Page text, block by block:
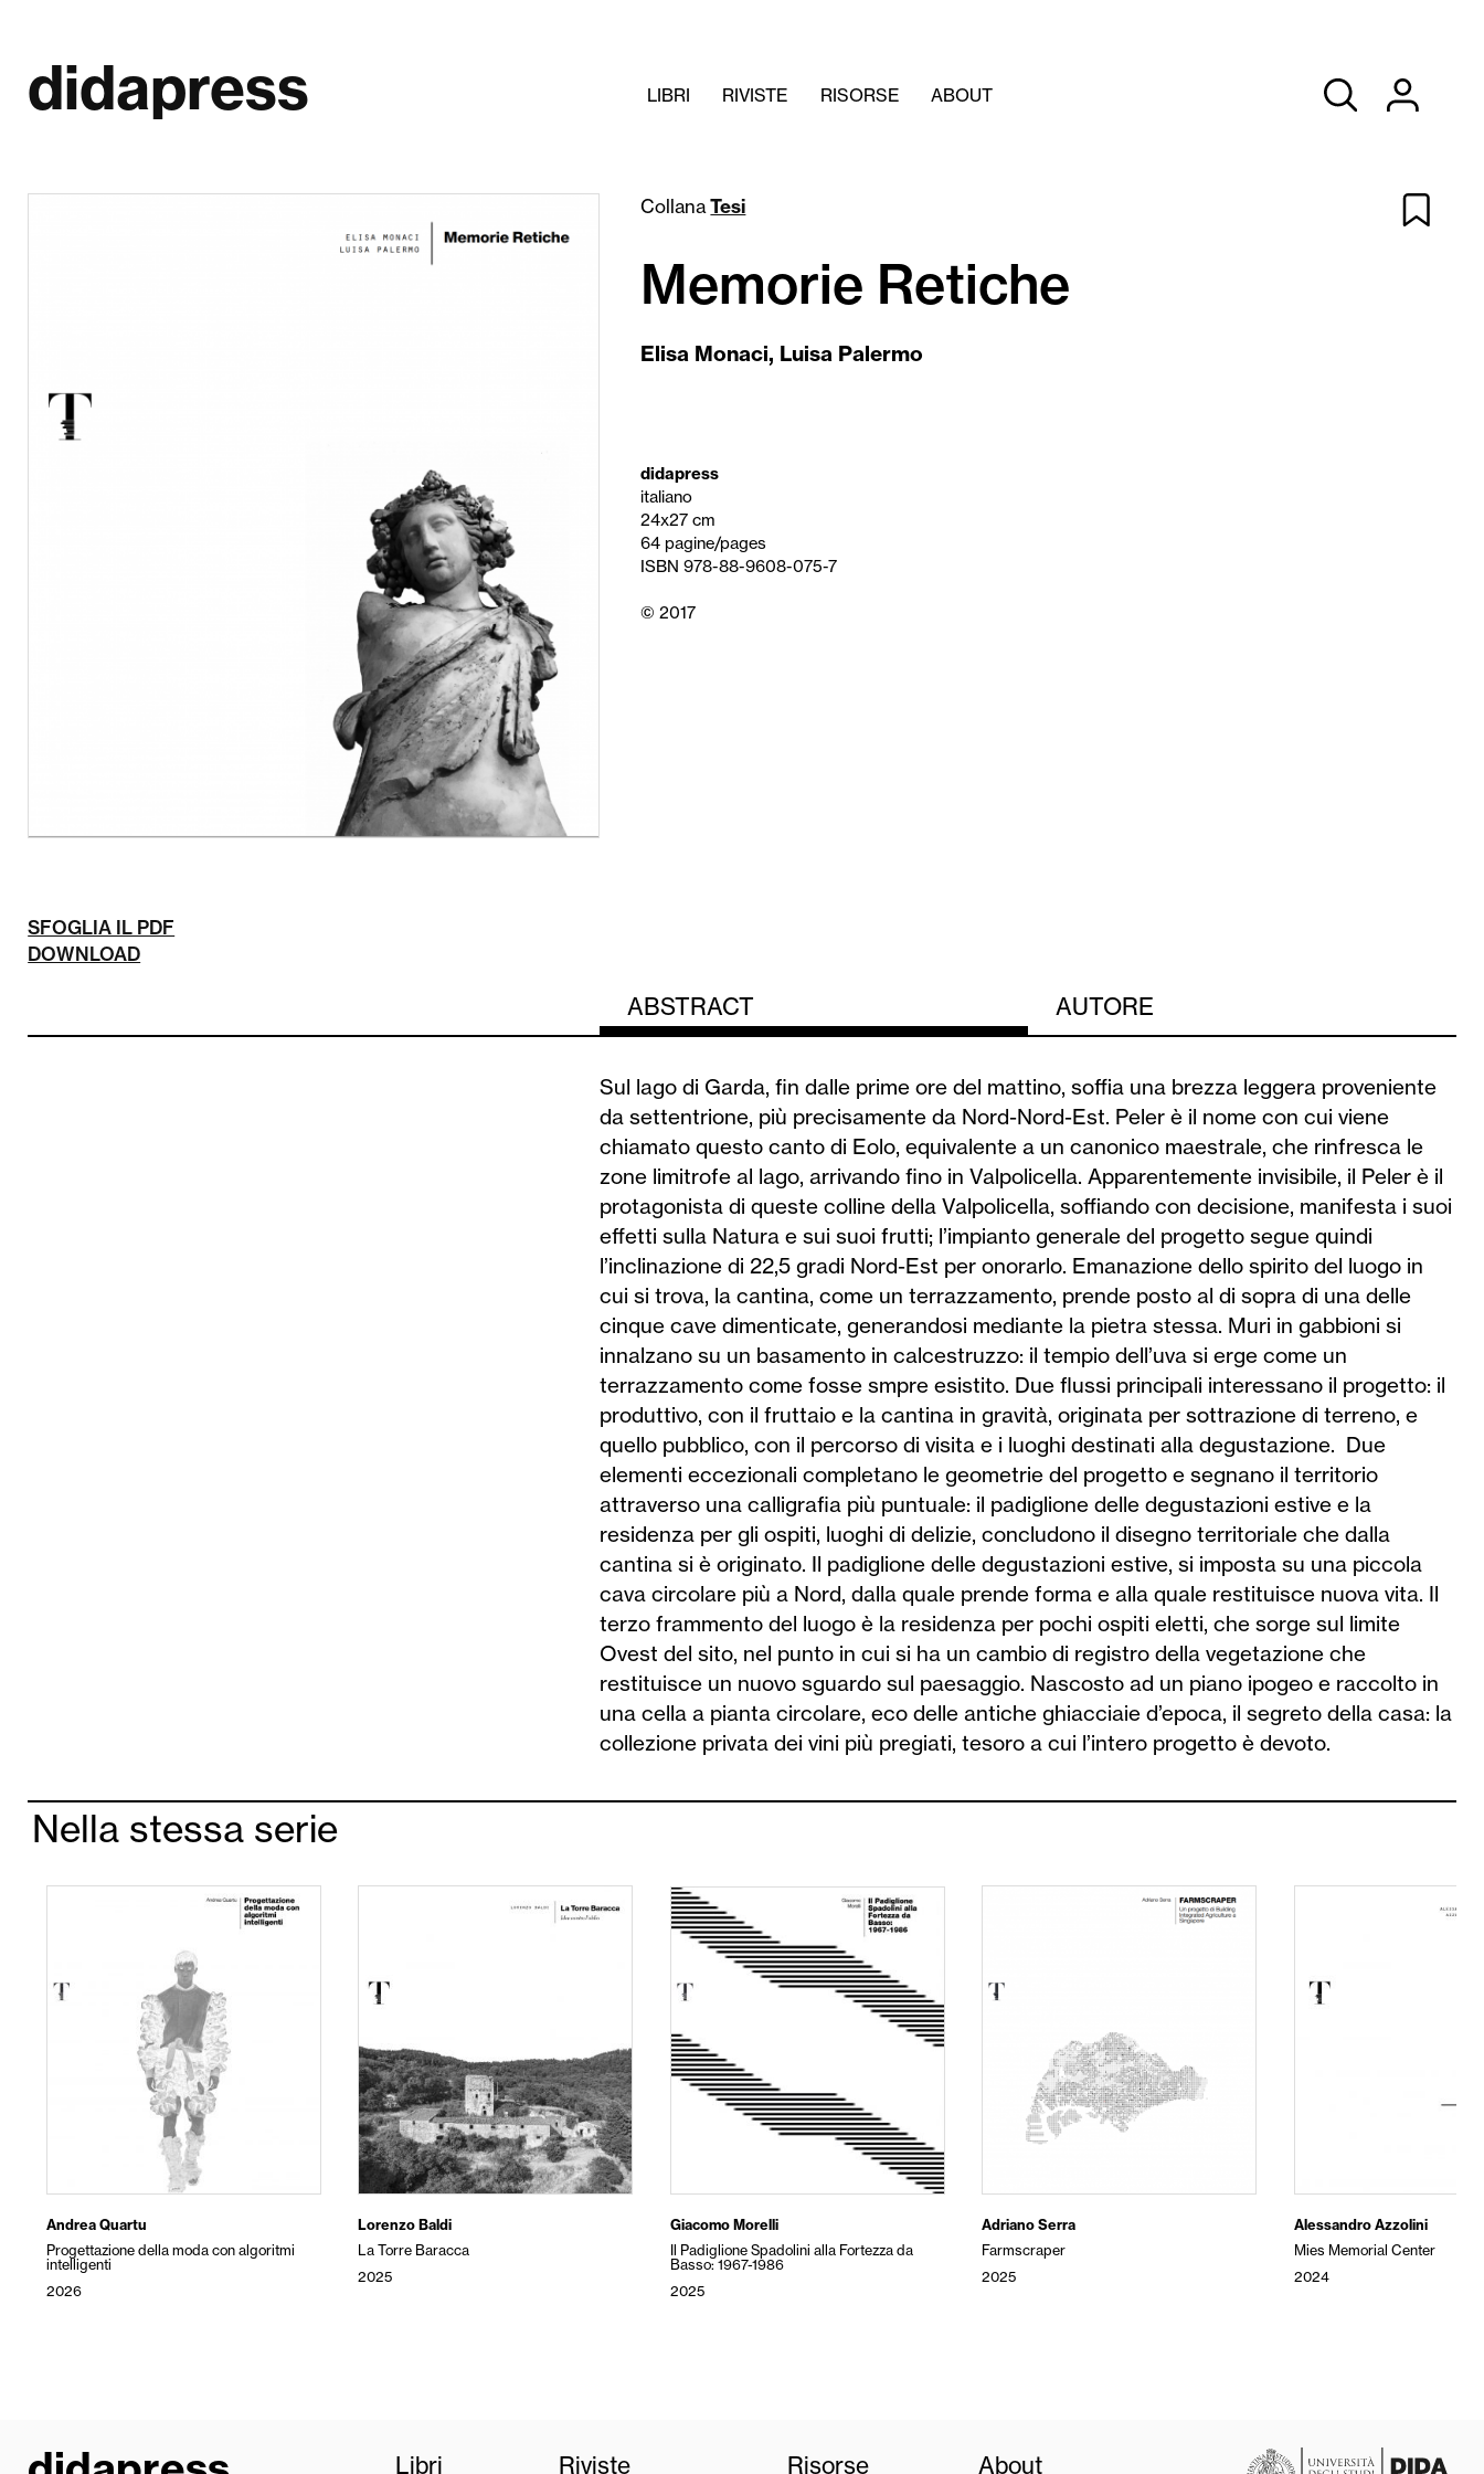
didapress LIBRI RIVISTE RISORSE ABOUT
CollanaTesi
Memorie Retiche
Elisa Monaci, Luisa Palermo
didapress
italiano
24x27 cm
64 pagine/pages
ISBN 978-88-9608-075-7
© 2017
SFOGLIA IL PDF
DOWNLOAD
ABSTRACT AUTORE
Sul lago di Garda, fin dalle prime ore del mattino, soffia una brezza leggera proveniente
da settentrione, più precisamente da Nord-Nord-Est. Peler è il nome con cui viene
chiamato questo canto di Eolo, equivalente a un canonico maestrale, che rinfresca le
zone limitrofe al lago, arrivando fino in Valpolicella. Apparentemente invisibile, il Peler è il
protagonista di queste colline della Valpolicella, soffiando con decisione, manifesta i suoi
effetti sulla Natura e sui suoi frutti; l’impianto generale del progetto segue quindi
l’inclinazione di 22,5 gradi Nord-Est per onorarlo. Emanazione dello spirito del luogo in
cui si trova, la cantina, come un terrazzamento, prende posto al di sopra di una delle
cinque cave dimenticate, generandosi mediante la pietra stessa. Muri in gabbioni si
innalzano su un basamento in calcestruzzo: il tempio dell’uva si erge come un
terrazzamento come fosse smpre esistito. Due flussi principali interessano il progetto: il
produttivo, con il fruttaio e la cantina in gravità, originata per sottrazione di terreno, e
quello pubblico, con il percorso di visita e i luoghi destinati alla degustazione. Due
elementi eccezionali completano le geometrie del progetto e segnano il territorio
attraverso una calligrafia più puntuale: il padiglione delle degustazioni estive e la
residenza per gli ospiti, luoghi di delizie, concludono il disegno territoriale che dalla
cantina si è originato. Il padiglione delle degustazioni estive, si imposta su una piccola
cava circolare più a Nord, dalla quale prende forma e alla quale restituisce nuova vita. Il
terzo frammento del luogo è la residenza per pochi ospiti eletti, che sorge sul limite
Ovest del sito, nel punto in cui si ha un cambio di registro della vegetazione che
restituisce un nuovo sguardo sul paesaggio. Nascosto ad un piano ipogeo e raccolto in
una cella a pianta circolare, eco delle antiche ghiacciaie d’epoca, il segreto della casa: la
collezione privata dei vini più pregiati, tesoro a cui l’intero progetto è devoto.
Nella stessa serie
Andrea Quartu
Progettazione della moda con algoritmi
intelligenti
2026
Lorenzo Baldi
La Torre Baracca
2025
Giacomo Morelli
Il Padiglione Spadolini alla Fortezza da
Basso: 1967-1986
2025
Adriano Serra
Farmscraper
2025
Alessandro Azzolini
Mies Memorial Center
2024
Libri Riviste Risorse About